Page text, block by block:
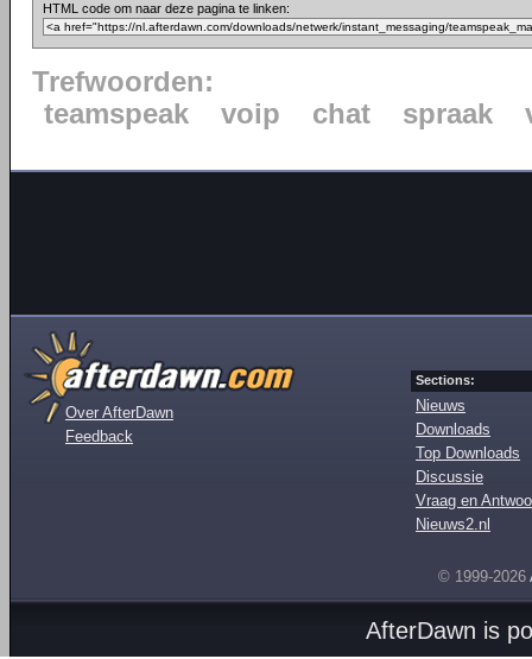
HTML code om naar deze pagina te linken:
Trefwoorden:
teamspeak
voip chat spraak
Over AfterDawn
Feedback
Sections:
Nieuws
Downloads
Top Downloads
Discussie
Vraag en
Nieuws2.nl
© 1999-2026
AfterDawn is